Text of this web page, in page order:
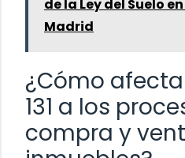
de la Ley del Suelo
Madrid
¿Cómo
131 a los
compra y